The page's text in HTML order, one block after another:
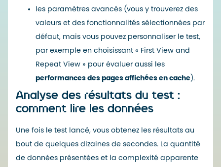
les paramètres avancés (vous y trouverez des
valeurs et des fonctionnalités sélectionnées par
défaut, mais vous pouvez personnaliser le test,
par exemple en choisissant « First View and
Repeat View » pour évaluer aussi les
performances des pages affichées en cache).
Analyse des résultats du test :
comment lire les données
Une fois le test lancé, vous obtenez les résultats au
bout de quelques dizaines de secondes. La quantité
de données présentées et la complexité apparente